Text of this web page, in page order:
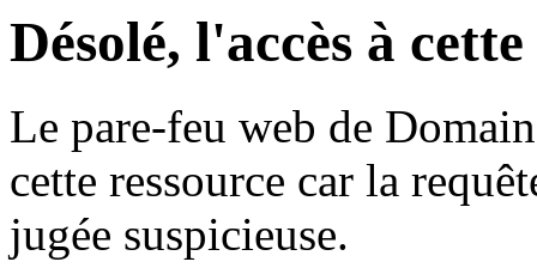
Désolé, l'accès à
Le pare-feu web de
cette ressource car la
jugée suspicieuse.